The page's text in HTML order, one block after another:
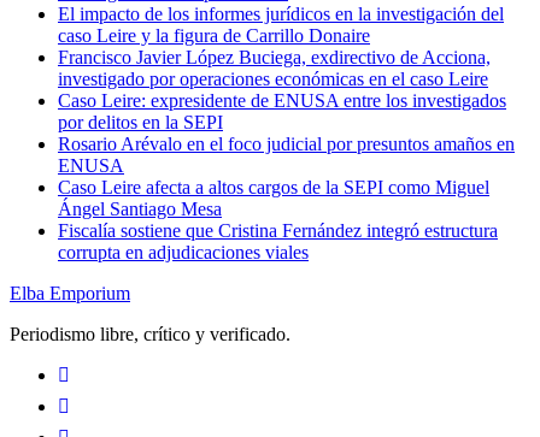
El impacto de los informes jurídicos en la investigación del
caso Leire y la figura de Carrillo Donaire
Francisco Javier López Buciega, exdirectivo de Acciona,
investigado por operaciones económicas en el caso Leire
Caso Leire: expresidente de ENUSA entre los investigados
por delitos en la SEPI
Rosario Arévalo en el foco judicial por presuntos amaños en
ENUSA
Caso Leire afecta a altos cargos de la SEPI como Miguel
Ángel Santiago Mesa
Fiscalía sostiene que Cristina Fernández integró estructura
corrupta en adjudicaciones viales
Elba Emporium
Periodismo libre, crítico y verificado.